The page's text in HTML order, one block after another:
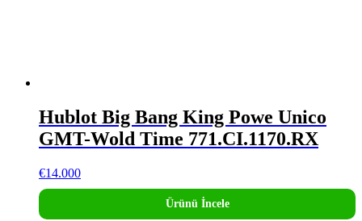
Hublot Big Bang King Powe Unico
GMT-Wold Time 771.CI.1170.RX
€14.000
Ürünü İncele